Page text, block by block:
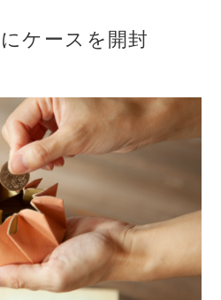
ケースを開封